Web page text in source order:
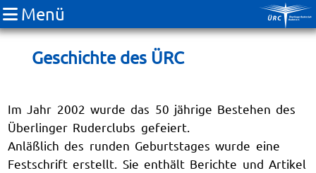
Geschichte des ÜRC
Menü
Im Jahr 2002 wurde das 50 jährige Bestehen des
Überlinger Ruderclubs gefeiert.
Anläßlich des runden Geburtstages wurde eine
Festschrift erstellt. Sie enthält Berichte und Artikel